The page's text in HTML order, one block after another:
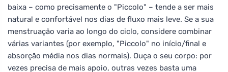
baixa – como precisamente o "Piccolo" – tende a ser mais
natural e confortável nos dias de fluxo mais leve. Se a sua
menstruação varia ao longo do ciclo, considere combinar
várias variantes (por exemplo, "Piccolo" no início/final e
absorção média nos dias normais). Ouça o seu corpo: por
vezes precisa de mais apoio, outras vezes basta uma